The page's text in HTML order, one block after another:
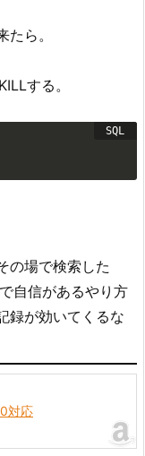
ら。
する。
の場で検索した
自信があるやり方
録が効いてくるな
対応